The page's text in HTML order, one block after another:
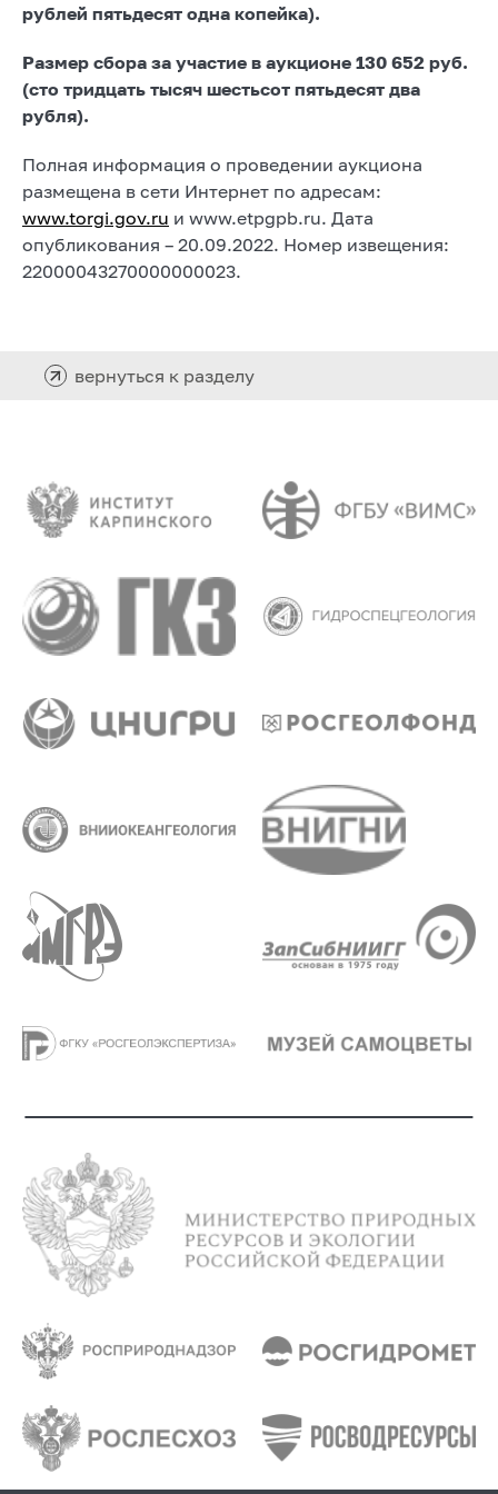
рублей пятьдесят одна копейка).
Размер сбора за участие в аукционе 130 652 руб.
(сто тридцать тысяч шестьсот пятьдесят два
рубля).
Полная информация о проведении аукциона
размещена в сети Интернет по адресам:
www.torgi.gov.ru и www.etpgpb.ru. Дата
опубликования – 20.09.2022. Номер извещения:
22000043270000000023.
вернуться к разделу